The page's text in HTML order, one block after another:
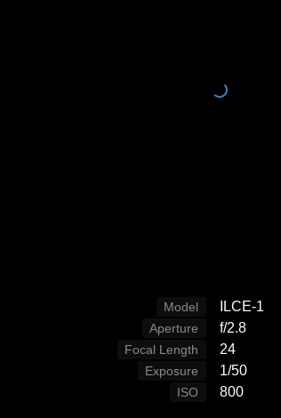
Model ILCE-1
Aperture f/2.8
Focal Length 24
Exposure 1/50
ISO 800